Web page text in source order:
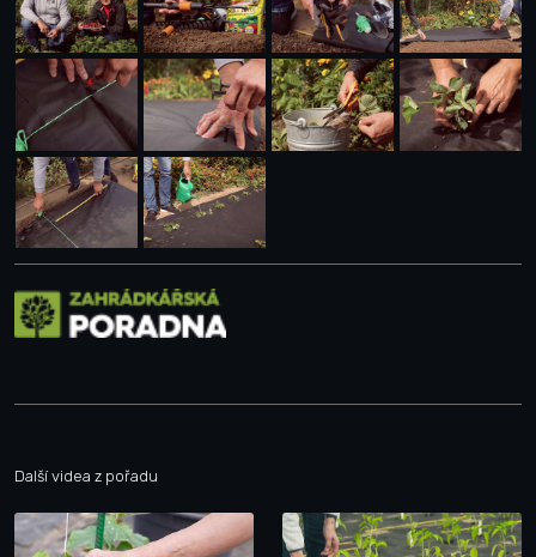
Další videa z pořadu